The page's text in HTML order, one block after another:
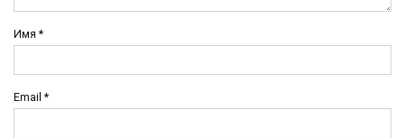
Имя*
Email*